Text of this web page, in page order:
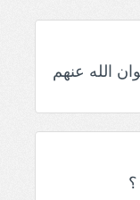
الله عنهم